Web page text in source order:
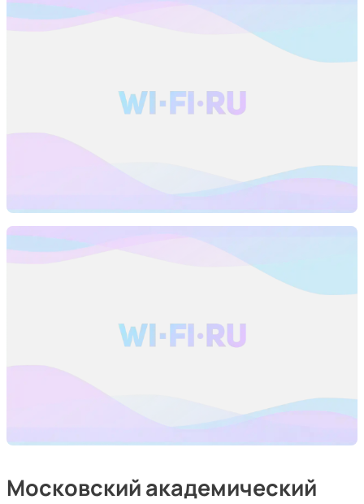
Московский академический